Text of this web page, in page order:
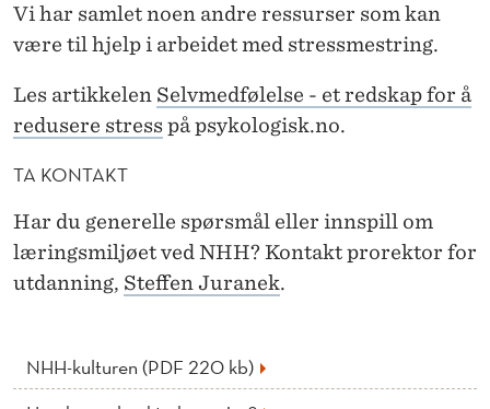
Vi har samlet noen andre ressurser som kan
være til hjelp i arbeidet med stressmestring.
Les artikkelen Selvmedfølelse - et redskap for å
redusere stresspå psykologisk.no.
TA KONTAKT
Har du generelle spørsmål eller innspill om
læringsmiljøet ved NHH? Kontakt prorektor for
utdanning, Steffen Juranek.
NHH-kulturen (PDF 220 kb)